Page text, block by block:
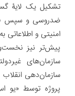
تشکیل یک لایۀ
ضدروسی و سپس
امنیتی و
پیش‌تر نیز
سازمان‌های
سازمان‌دهی
پروژه توسط «یو